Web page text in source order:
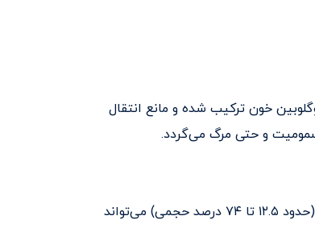
خون ترکیب شده و مانع انتقال
و حتی مرگ می‌گردد.
گاز CO گازی قابل اشتعال است و در محدوده‌ای از غلظت‌های معین در هوا (حدود ۱۲.۵ تا ۷۴ درصد حجمی) می‌تواند